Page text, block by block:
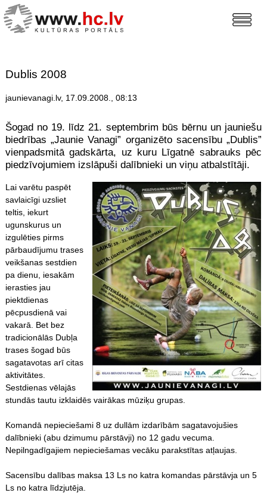
Dublis 2008
jaunievanagi.lv, 17.09.2008., 08:13
Šogad no 19. līdz 21. septembrim būs bērnu un jauniešu
biedrības „Jaunie Vanagi” organizēto sacensību „Dublis”
vienpadsmitā gadskārta, uz kuru Līgatnē sabrauks pēc
piedzīvojumiem izslāpuši dalībnieki un viņu atbalstītāji.
Lai varētu paspēt
savlaicīgi uzsliet
teltis, iekurt
ugunskurus un
izgulēties pirms
pārbaudījumu trases
veikšanas sestdien
pa dienu, iesakām
ierasties jau
piektdienas
pēcpusdienā vai
vakarā. Bet bez
tradicionālās Dubļa
trases šogad būs
sagatavotas arī citas
aktivitātes.
Sestdienas vēlajās
stundās tautu izklaidēs vairākas mūziķu grupas.
Komandā nepieciešami 8 uz dullām izdarībām sagatavojušies
dalībnieki (abu dzimumu pārstāvji) no 12 gadu vecuma.
Nepilngadīgajiem nepieciešamas vecāku parakstītas atļaujas.
Sacensību dalības maksa 13 Ls no katra komandas pārstāvja un 5
Ls no katra līdzjutēja.